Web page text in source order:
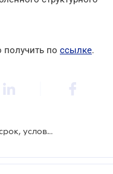
по ссылке.
Договор с сезонным работником: срок, условия, основания расторжения